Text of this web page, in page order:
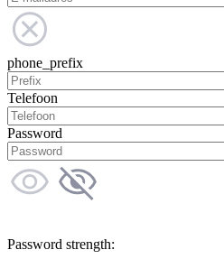
phone_prefix
Telefoon
Password
Password strength: